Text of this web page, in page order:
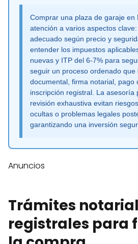
Comprar una plaza de garaje en
atención a varios aspectos
adecuado según precio y
entender los impuestos
nuevas y ITP del 6-7% para
seguir un proceso ordenado que
documental, firma notarial, pago
inscripción registral. La asesoría
revisión exhaustiva evitan
ocultas o problemas legales
garantizando una inversión
Anuncios
Trámites
registrales para